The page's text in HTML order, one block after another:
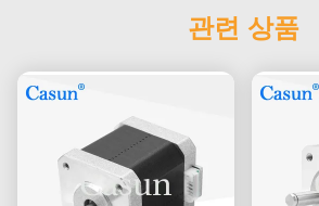
관련 상품